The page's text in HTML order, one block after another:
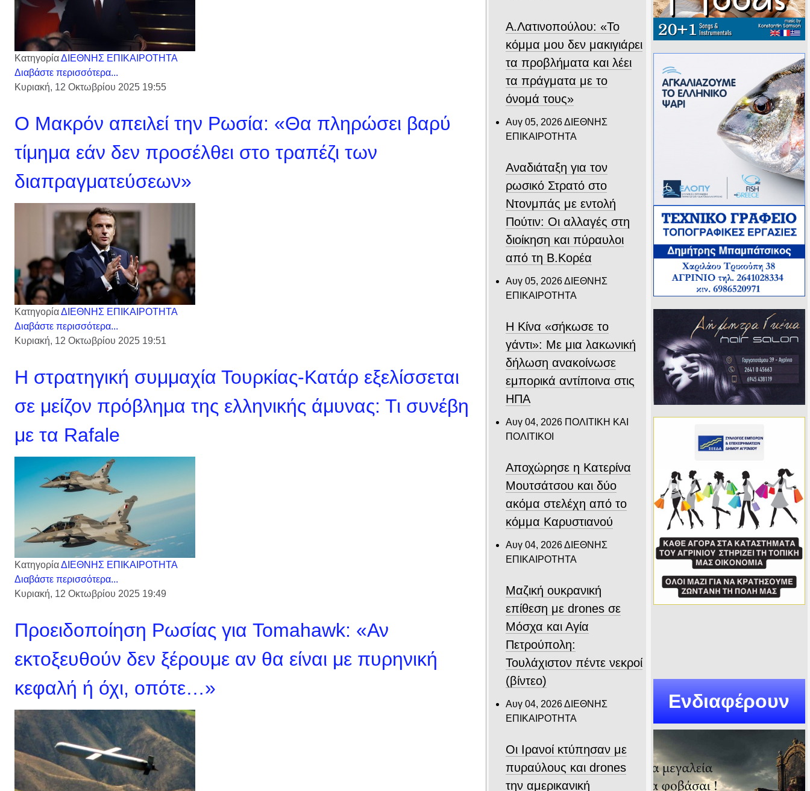
ΚατηγορίαΔΙΕΘΝΗΣ ΕΠΙΚΑΙΡΟΤΗΤΑ
Διαβάστε περισσότερα...
Κυριακή, 12 Οκτωβρίου 2025 19:55
Ο Μακρόν απειλεί την Ρωσία: «Θα πληρώσει βαρύ
τίμημα εάν δεν προσέλθει στο τραπέζι των
διαπραγματεύσεων»
ΚατηγορίαΔΙΕΘΝΗΣ ΕΠΙΚΑΙΡΟΤΗΤΑ
Διαβάστε περισσότερα...
Κυριακή, 12 Οκτωβρίου 2025 19:51
Η στρατηγική συμμαχία Τουρκίας-Κατάρ εξελίσσεται
σε μείζον πρόβλημα της ελληνικής άμυνας: Τι συνέβη
με τα Rafale
ΚατηγορίαΔΙΕΘΝΗΣ ΕΠΙΚΑΙΡΟΤΗΤΑ
Διαβάστε περισσότερα...
Κυριακή, 12 Οκτωβρίου 2025 19:49
Προειδοποίηση Ρωσίας για Tomahawk: «Αν
εκτοξευθούν δεν ξέρουμε αν θα είναι με πυρηνική
κεφαλή ή όχι, οπότε…»
Α.Λατινοπούλου: «Το
κόμμα μου δεν μακιγιάρει
τα προβλήματα και λέει
τα πράγματα με το
όνομά τους»
Αυγ 05, 2026ΔΙΕΘΝΗΣ
ΕΠΙΚΑΙΡΟΤΗΤΑ
Αναδιάταξη για τον
ρωσικό Στρατό στο
Ντονμπάς με εντολή
Πούτιν: Οι αλλαγές στη
διοίκηση και πύραυλοι
από τη Β.Κορέα
Αυγ 05, 2026ΔΙΕΘΝΗΣ
ΕΠΙΚΑΙΡΟΤΗΤΑ
Η Κίνα «σήκωσε το
γάντι»: Με μια λακωνική
δήλωση ανακοίνωσε
εμπορικά αντίποινα στις
ΗΠΑ
Αυγ 04, 2026 ΠΟΛΙΤΙΚΗ ΚΑΙ
ΠΟΛΙΤΙΚΟΙ
Αποχώρησε η Κατερίνα
Μουτσάτσου και δύο
ακόμα στελέχη από το
κόμμα Καρυστιανού
Αυγ 04, 2026ΔΙΕΘΝΗΣ
ΕΠΙΚΑΙΡΟΤΗΤΑ
Μαζική ουκρανική
επίθεση με drones σε
Μόσχα και Αγία
Πετρούπολη:
Τουλάχιστον πέντε νεκροί
(βίντεο)
Αυγ 04, 2026ΔΙΕΘΝΗΣ
ΕΠΙΚΑΙΡΟΤΗΤΑ
Οι Ιρανοί κτύπησαν με
πυραύλους και drones
την αμερικανική
Ενδιαφέρουν